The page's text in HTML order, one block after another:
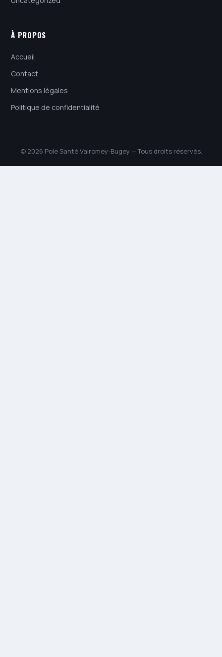
À PROPOS
Accueil
Contact
Mentions légales
Politique de confidentialité
© 2026 Pole Santé Valromey-Bugey — Tous droits réservés.